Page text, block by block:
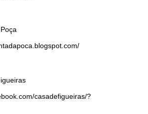
casadefigueiras/?